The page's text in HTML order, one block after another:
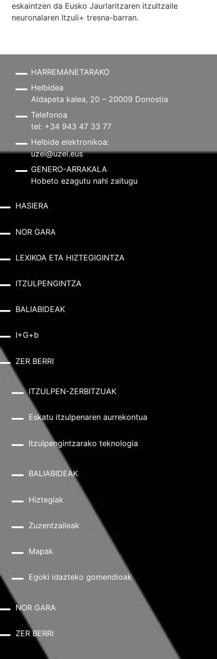
eskaintzen da Eusko Jaurlaritzaren itzultzaile
neuronalaren Itzuli+ tresna-barran.
HARREMANETARAKO
Helbidea
Aldapeta kalea, 20 – 20009 Donostia
Telefonoa
tel: +34 943 47 33 77
Helbide elektronikoa:
uzei@uzei.eus
GENERO-ARRAKALA
Hobeto ezagutu nahi zaitugu
HASIERA
NOR GARA
LEXIKOA ETA HIZTEGIGINTZA
ITZULPENGINTZA
BALIABIDEAK
I+G+b
ZER BERRI
ITZULPEN-ZERBITZUAK
Eskatu itzulpenaren aurrekontua
Itzulpengintzarako teknologia
BALIABIDEAK
Hiztegiak
Zuzentzaileak
Mapak
Egoki idazteko gomendioak
NOR GARA
ZER BERRI